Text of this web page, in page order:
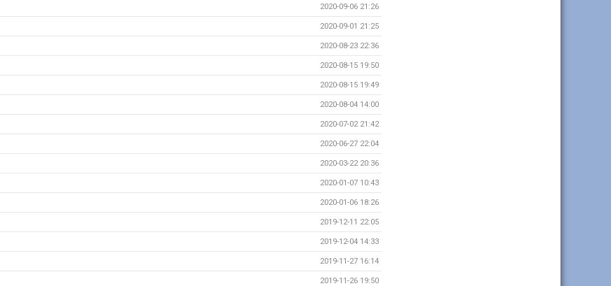
2020-09-06 21:26
2020-09-01 21:25
2020-08-23 22:36
2020-08-15 19:50
2020-08-15 19:49
2020-08-04 14:00
2020-07-02 21:42
2020-06-27 22:04
2020-03-22 20:36
2020-01-07 10:43
2020-01-06 18:26
2019-12-11 22:05
2019-12-04 14:33
2019-11-27 16:14
2019-11-26 19:50